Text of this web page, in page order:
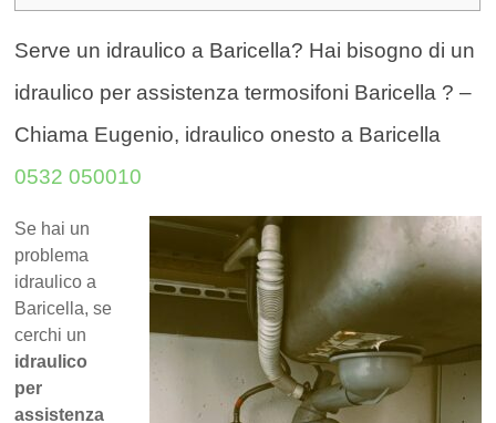
Serve un idraulico a Baricella? Hai bisogno di un
idraulico per assistenza termosifoni Baricella ? –
Chiama Eugenio, idraulico onesto a Baricella
0532 050010
Se hai un
problema
idraulico a
Baricella, se
cerchi un
idraulico
per
assistenza